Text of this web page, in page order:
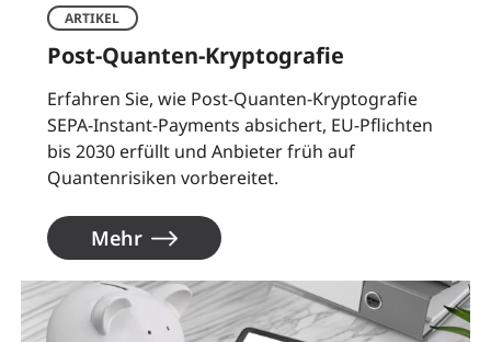
ARTIKEL
Post-Quanten-Kryptografie
Erfahren Sie, wie Post-Quanten-Kryptografie
SEPA-Instant-Payments absichert, EU-Pflichten
bis 2030 erfüllt und Anbieter früh auf
Quantenrisiken vorbereitet.
Mehr